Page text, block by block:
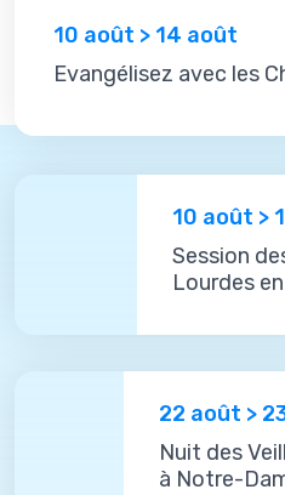
10 août > 14 août
Evangélisez avec les
10 août >
Session
Lourdes
22 août >
Nuit des
à Notre-